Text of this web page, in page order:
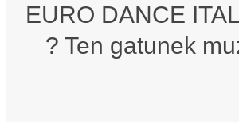
EURO DANCE
? Ten gatunek